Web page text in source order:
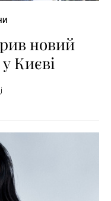
новий
Києві